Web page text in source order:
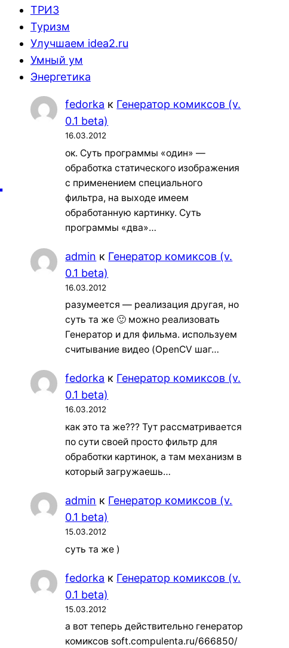
ТРИЗ
Туризм
Улучшаем idea2.ru
Умный ум
Энергетика
fedorka к Генератор комиксов (v.
0.1 beta)
16.03.2012
ок. Суть программы «один» —
обработка статического изображения
с применением специального
фильтра, на выходе имеем
обработанную картинку. Суть
программы «два»…
admin к Генератор комиксов (v.
0.1 beta)
16.03.2012
разумеется — реализация другая, но
суть та же 🙂 можно реализовать
Генератор и для фильма. используем
считывание видео (OpenCV шаг…
fedorka к Генератор комиксов (v.
0.1 beta)
16.03.2012
как это та же??? Тут рассматривается
по сути своей просто фильтр для
обработки картинок, а там механизм в
который загружаешь…
admin к Генератор комиксов (v.
0.1 beta)
15.03.2012
суть та же )
fedorka к Генератор комиксов (v.
0.1 beta)
15.03.2012
а вот теперь действительно генератор
комиксов soft.compulenta.ru/666850/